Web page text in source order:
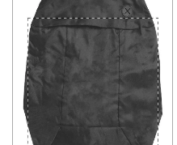
TEKSTIL
RADNA OPREMA